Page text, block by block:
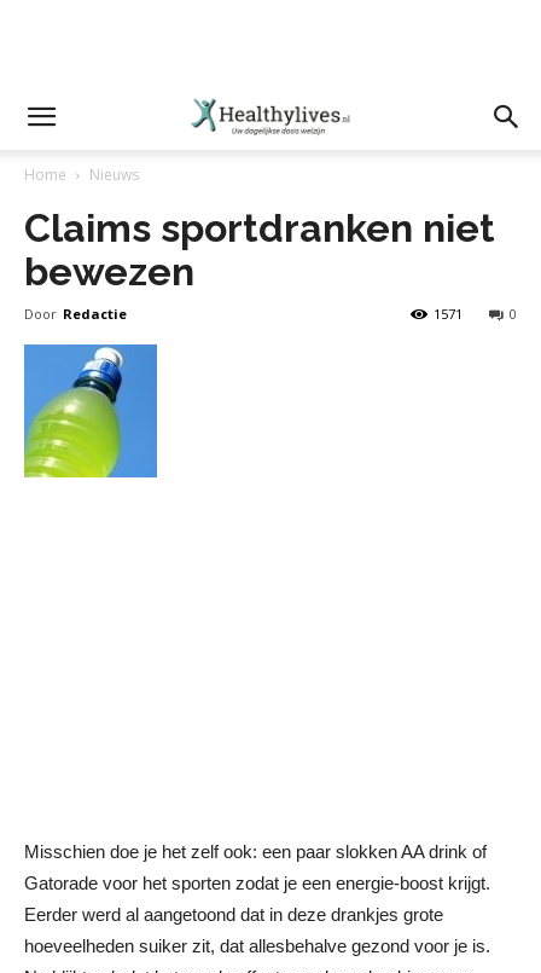
Home Nieuws
Claims sportdranken niet
bewezen
Door Redactie 0
1571
Misschien doe je het zelf ook: een paar slokken AA drink of
Gatorade voor het sporten zodat je een energie-boost krijgt.
Eerder werd al aangetoond dat in deze drankjes grote
hoeveelheden suiker zit, dat allesbehalve gezond voor je is.